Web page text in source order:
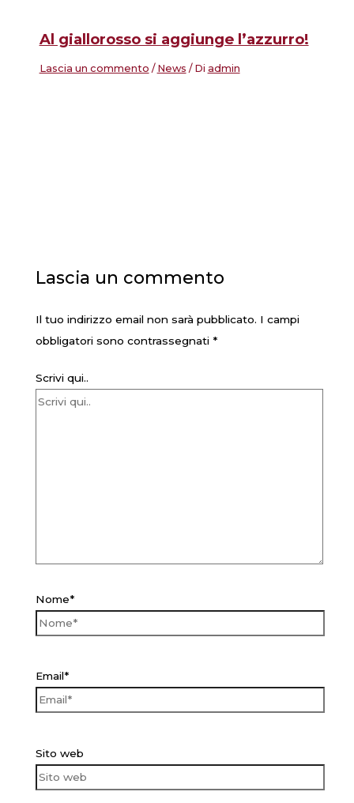
Al giallorosso si aggiunge l’azzurro!
Lascia un commento / News / Di admin
Lascia un commento
Il tuo indirizzo email non sarà pubblicato. I campi
obbligatori sono contrassegnati *
Scrivi qui..
Nome*
Email*
Sito web